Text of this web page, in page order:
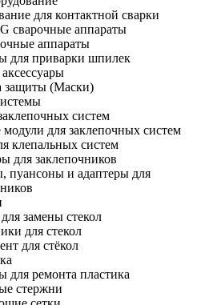
для контактной сварки
сварочные аппараты
аппараты
для приварки шпилек
защиты (Маски)
систем
для заклепочных систем
клепальных систем
для заклепочников
пуансоны и адаптеры для
замены стекол
для стекол
для стёкол
для ремонта пластика
стержни